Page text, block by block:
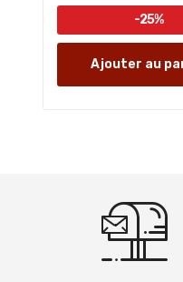
-25%
Ajouter au